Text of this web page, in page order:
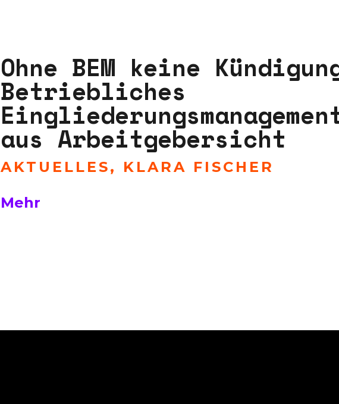
Ohne BEM keine
Betriebliches
aus Arbeitgebersicht
AKTUELLES, KLARA FISCHER
Mehr